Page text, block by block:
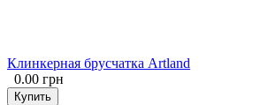
Клинкерная брусчатка Artland
0.00 грн
Купить